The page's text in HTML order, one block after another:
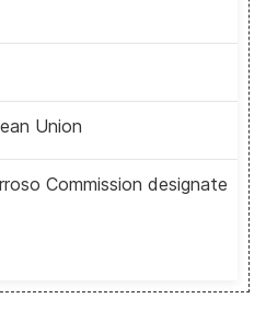
Union
Commission designate